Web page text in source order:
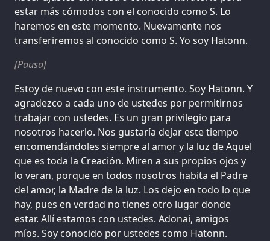
estar más cómodos con el conocido como S. Lo
haremos en este momento. Nuevamente nos
transferiremos al conocido como S. Yo soy Hatonn.
[Pausa]
Estoy de nuevo con este instrumento. Soy Hatonn. Y
agradezco a cada uno de ustedes por permitirnos
trabajar con ustedes. Es un gran privilegio para
nosotros hacerlo. Nos gustaría dejar este tiempo
encomendándoles siempre al amor y la luz de Aquel
que es toda la Creación. Miren a sus propios ojos y
lo veran, porque en todos nosotros habita el Padre
del amor, la Madre de la luz. Los dejo en todo lo que
hay, pues en verdad no tienes otro lugar donde
estar. Allí estamos con ustedes. Adonai, amigos
míos. Soy conocido por ustedes como Hatonn.